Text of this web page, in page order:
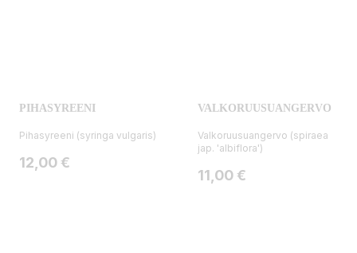
PIHASYREENI
Pihasyreeni (syringa vulgaris)
Hinta
12,00 €
VALKORUUSUANGERVO
Valkoruusuangervo (spiraea
jap. 'albiflora')
Hinta
11,00 €